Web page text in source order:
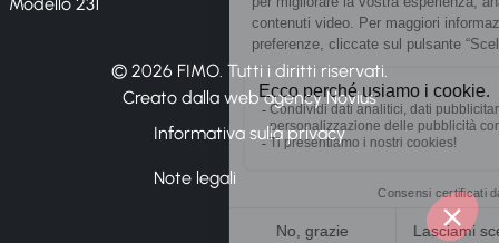
© 2026 FIMO. Tutti i diritti riservati.
Creato dalla web agency Novius
Informativa sulla privacy
Note legali